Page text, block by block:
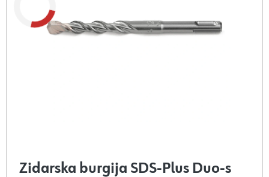
Zidarska burgija SDS-Plus Duo-s